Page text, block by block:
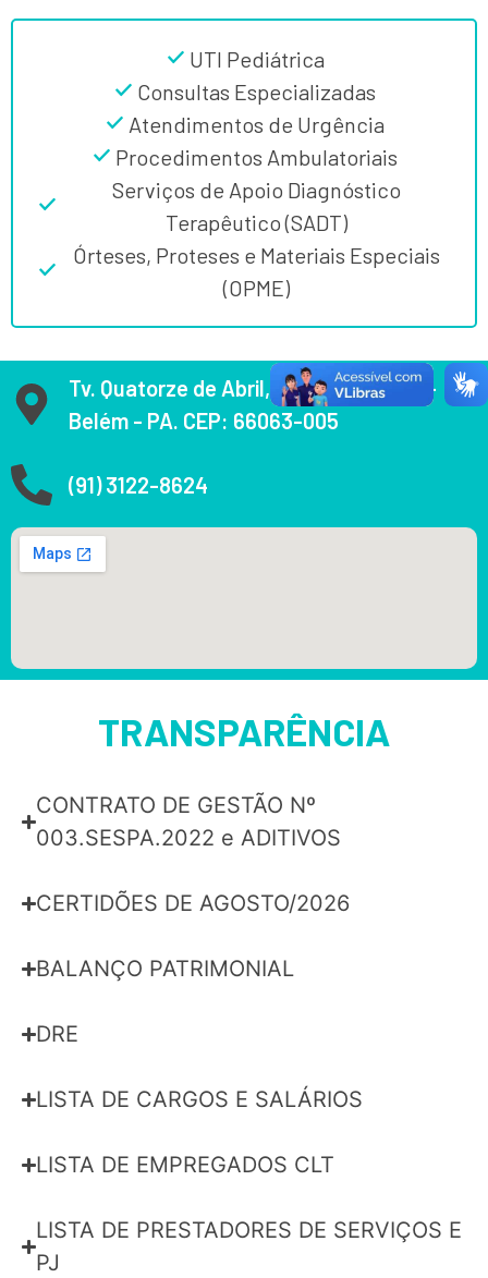
UTI Pediátrica
Consultas Especializadas
Atendimentos de Urgência
Procedimentos Ambulatoriais
Serviços de Apoio Diagnóstico
Terapêutico (SADT)
Órteses, Proteses e Materiais Especiais
(OPME)
Tv. Quatorze de Abril, 1394 - São Brás -
Belém - PA. CEP: 66063-005
(91) 3122-8624
TRANSPARÊNCIA
CONTRATO DE GESTÃO Nº
003.SESPA.2022 e ADITIVOS
CERTIDÕES DE AGOSTO/2026
BALANÇO PATRIMONIAL
DRE
LISTA DE CARGOS E SALÁRIOS
LISTA DE EMPREGADOS CLT
LISTA DE PRESTADORES DE SERVIÇOS E
PJ